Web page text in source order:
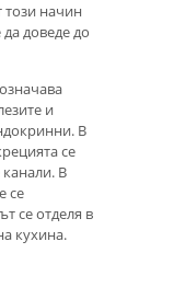
този начин
доведе до
и
В
се
В
се
се отделя в
кухина.